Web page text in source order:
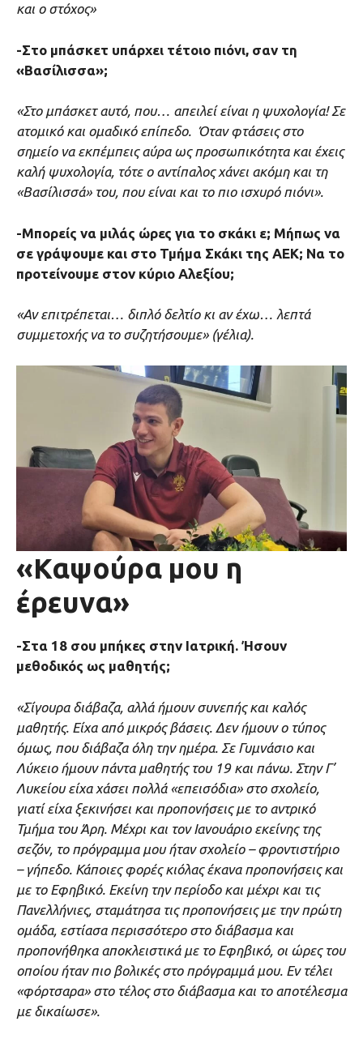
και ο στόχος»
-Στο μπάσκετ υπάρχει τέτοιο πιόνι, σαν τη
«Βασίλισσα»;
«Στο μπάσκετ αυτό, που… απειλεί είναι η ψυχολογία! Σε
ατομικό και ομαδικό επίπεδο. Όταν φτάσεις στο
σημείο να εκπέμπεις αύρα ως προσωπικότητα και έχεις
καλή ψυχολογία, τότε ο αντίπαλος χάνει ακόμη και τη
«Βασίλισσά» του, που είναι και το πιο ισχυρό πιόνι».
-Μπορείς να μιλάς ώρες για το σκάκι ε; Μήπως να
σε γράψουμε και στο Τμήμα Σκάκι της ΑΕΚ; Να το
προτείνουμε στον κύριο Αλεξίου;
«Αν επιτρέπεται… διπλό δελτίο κι αν έχω… λεπτά
συμμετοχής να το συζητήσουμε» (γέλια).
«Καψούρα μου η
έρευνα»
-Στα 18 σου μπήκες στην Ιατρική. Ήσουν
μεθοδικός ως μαθητής;
«Σίγουρα διάβαζα, αλλά ήμουν συνεπής και καλός
μαθητής. Είχα από μικρός βάσεις. Δεν ήμουν ο τύπος
όμως, που διάβαζα όλη την ημέρα. Σε Γυμνάσιο και
Λύκειο ήμουν πάντα μαθητής του 19 και πάνω. Στην Γ’
Λυκείου είχα χάσει πολλά «επεισόδια» στο σχολείο,
γιατί είχα ξεκινήσει και προπονήσεις με το αντρικό
Τμήμα του Άρη. Μέχρι και τον Ιανουάριο εκείνης της
σεζόν, το πρόγραμμα μου ήταν σχολείο – φροντιστήριο
– γήπεδο. Κάποιες φορές κιόλας έκανα προπονήσεις και
με το Εφηβικό. Εκείνη την περίοδο και μέχρι και τις
Πανελλήνιες, σταμάτησα τις προπονήσεις με την πρώτη
ομάδα, εστίασα περισσότερο στο διάβασμα και
προπονήθηκα αποκλειστικά με το Εφηβικό, οι ώρες του
οποίου ήταν πιο βολικές στο πρόγραμμά μου. Εν τέλει
«φόρτσαρα» στο τέλος στο διάβασμα και το αποτέλεσμα
με δικαίωσε».